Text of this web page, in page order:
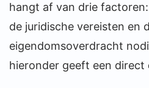
hangt af van drie
de juridische vereisten en
eigendomsoverdracht
hieronder geeft een direct